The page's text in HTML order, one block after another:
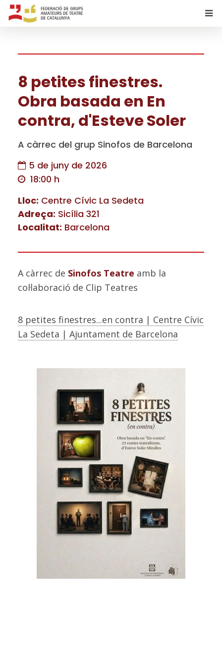
8 petites finestres.
Obra basada en En
contra, d'Esteve Soler
A càrrec del grup Sinofos de Barcelona
5 de juny de 2026
18:00 h
Lloc: Centre Cívic La Sedeta
Adreça: Sicília 321
Localitat: Barcelona
A càrrec de Sinofos Teatre amb la
col·laboració de Clip Teatres
8 petites finestres...en contra | Centre Cívic
La Sedeta | Ajuntament de Barcelona